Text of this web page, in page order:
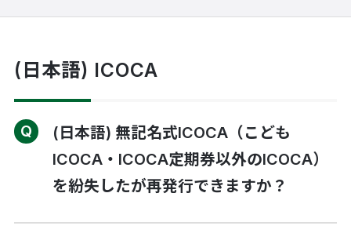
(日本語) ICOCA
(日本語) 無記名式ICOCA（こども
ICOCA・ICOCA定期券以外のICOCA）
を紛失したが再発行できますか？